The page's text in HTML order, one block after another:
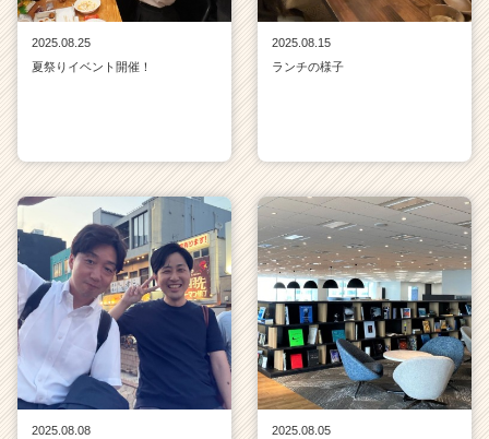
2025.08.25
夏祭りイベント開催！
2025.08.15
ランチの様子
2025.08.08
2025.08.05